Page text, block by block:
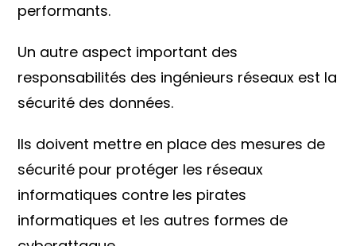
performants.
Un autre aspect important des
responsabilités des ingénieurs réseaux est la
sécurité des données.
Ils doivent mettre en place des mesures de
sécurité pour protéger les réseaux
informatiques contre les pirates
informatiques et les autres formes de